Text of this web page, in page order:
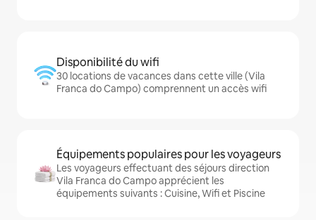
Disponibilité du wifi
30 locations de vacances dans cette ville (Vila
Franca do Campo) comprennent un accès wifi
Équipements populaires pour les voyageurs
Les voyageurs effectuant des séjours direction
Vila Franca do Campo apprécient les
équipements suivants : Cuisine, Wifi et Piscine